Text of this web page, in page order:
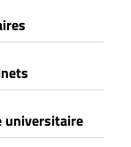
universitaire